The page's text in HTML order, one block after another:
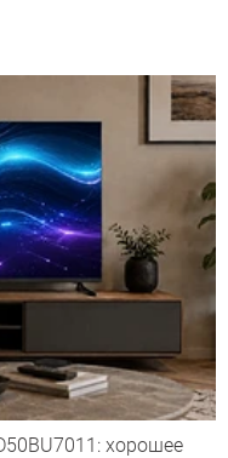
хорошее